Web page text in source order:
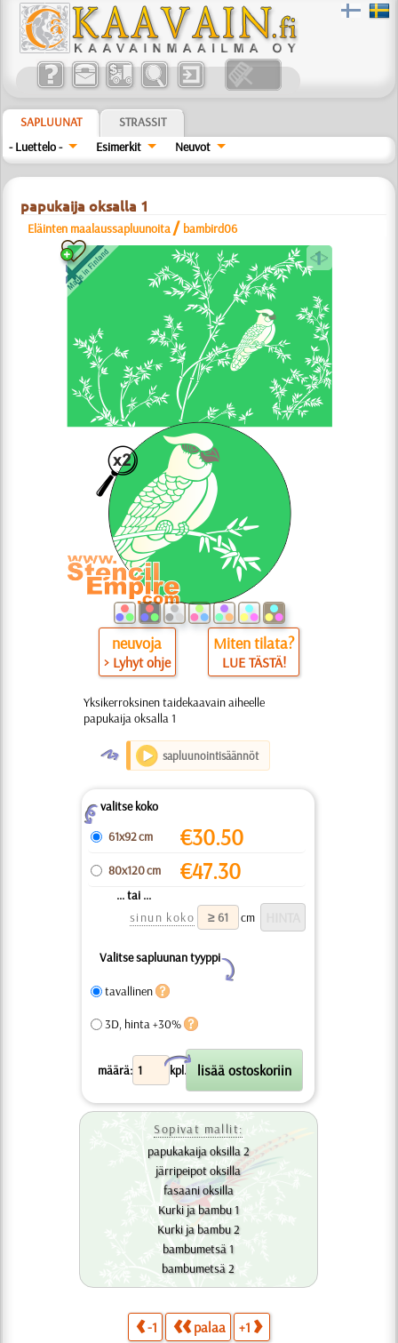
SAPLUUNAT
STRASSIT
- Luettelo -
Esimerkit Neuvot
papukaija oksalla 1
Eläinten maalaussapluunoita / bambird06
a
neuvoja
> Lyhyt ohje
Miten tilata?
LUE TÄSTÄ!
Yksikerroksinen taidekaavain aiheelle
papukaija oksalla 1
O sapluunointisäännöt
Zvalitse koko
61x92 cm
€30.50
80x120 cm €47.30
... tai ...
sinun koko
cm
Valitse sapluunan tyyppi
Y
tavallinen
3D, hinta +30%
määrä: kpl.
X
Sopivat mallit:
papukakaija oksilla 2
järripeipot oksilla
fasaani oksilla
Kurki ja bambu 1
Kurki ja bambu 2
bambumetsä 1
bambumetsä 2
-1 palaa +1